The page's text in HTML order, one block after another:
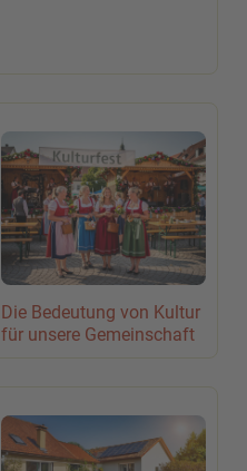
Die Bedeutung von Kultur
für unsere Gemeinschaft